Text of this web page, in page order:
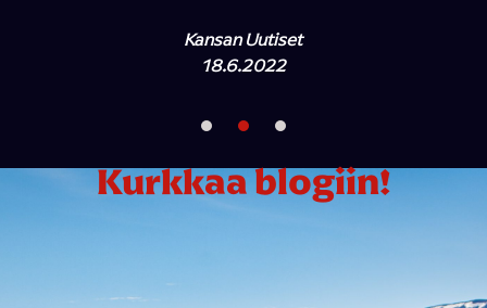
Kansan Uutiset
18.6.2022
Kurkkaa blogiin!